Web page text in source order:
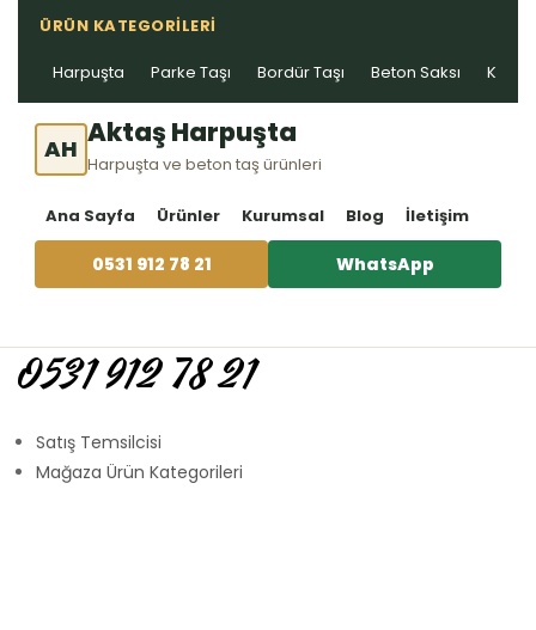
ÜRÜN KATEGORILERI
Harpuşta Parke Taşı Bordür Taşı Beton Saksı Kablo
AH Aktaş Harpuşta
Harpuşta ve beton taş ürünleri
Ana Sayfa Ürünler Kurumsal Blog İletişim
0531 912 78 21 WhatsApp
0531 912 78 21
Satış Temsilcisi
Mağaza Ürün Kategorileri